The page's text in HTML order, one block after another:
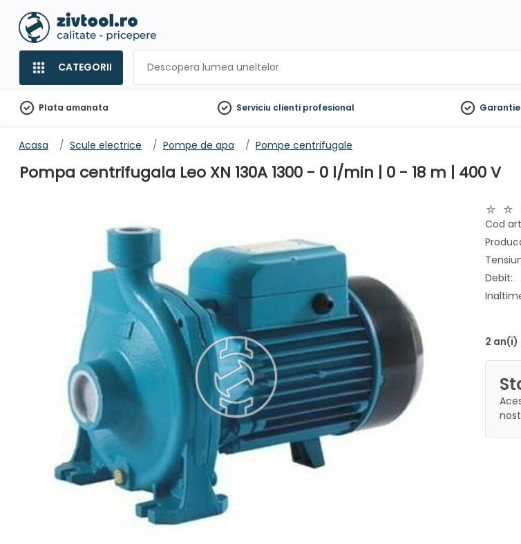
CATEGORII
Plata amanata Serviciu clienti profesional
Acasa Scule electrice Pompe de apa Pompe centrifugale
Pompa centrifugala Leo XN 130A 1300 - 0 l/min | 0 - 18 m | 400 V
Cod
Debit:
2